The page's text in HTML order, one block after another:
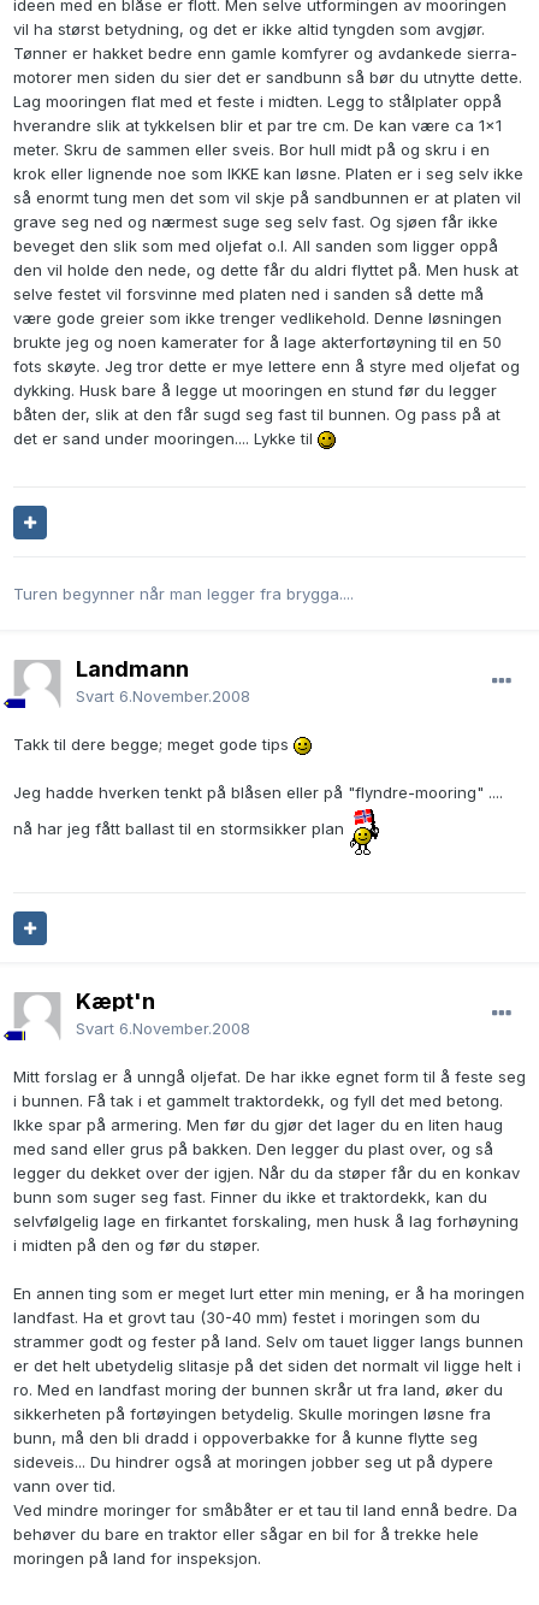
ideen med en blåse er flott. Men selve utformingen av mooringen
vil ha størst betydning, og det er ikke altid tyngden som avgjør.
Tønner er hakket bedre enn gamle komfyrer og avdankede sierra-
motorer men siden du sier det er sandbunn så bør du utnytte dette.
Lag mooringen flat med et feste i midten. Legg to stålplater oppå
hverandre slik at tykkelsen blir et par tre cm. De kan være ca 1x1
meter. Skru de sammen eller sveis. Bor hull midt på og skru i en
krok eller lignende noe som IKKE kan løsne. Platen er i seg selv ikke
så enormt tung men det som vil skje på sandbunnen er at platen vil
grave seg ned og nærmest suge seg selv fast. Og sjøen får ikke
beveget den slik som med oljefat o.l. All sanden som ligger oppå
den vil holde den nede, og dette får du aldri flyttet på. Men husk at
selve festet vil forsvinne med platen ned i sanden så dette må
være gode greier som ikke trenger vedlikehold. Denne løsningen
brukte jeg og noen kamerater for å lage akterfortøyning til en 50
fots skøyte. Jeg tror dette er mye lettere enn å styre med oljefat og
dykking. Husk bare å legge ut mooringen en stund før du legger
båten der, slik at den får sugd seg fast til bunnen. Og pass på at
det er sand under mooringen.... Lykke til
Turen begynner når man legger fra brygga....
Landmann
Svart 6.November.2008
Takk til dere begge; meget gode tips
Jeg hadde hverken tenkt på blåsen eller på "flyndre-mooring" ....
nå har jeg fått ballast til en stormsikker plan
Kæpt'n
Svart 6.November.2008
Mitt forslag er å unngå oljefat. De har ikke egnet form til å feste seg
i bunnen. Få tak i et gammelt traktordekk, og fyll det med betong.
Ikke spar på armering. Men før du gjør det lager du en liten haug
med sand eller grus på bakken. Den legger du plast over, og så
legger du dekket over der igjen. Når du da støper får du en konkav
bunn som suger seg fast. Finner du ikke et traktordekk, kan du
selvfølgelig lage en firkantet forskaling, men husk å lag forhøyning
i midten på den og før du støper.
En annen ting som er meget lurt etter min mening, er å ha moringen
landfast. Ha et grovt tau (30-40 mm) festet i moringen som du
strammer godt og fester på land. Selv om tauet ligger langs bunnen
er det helt ubetydelig slitasje på det siden det normalt vil ligge helt i
ro. Med en landfast moring der bunnen skrår ut fra land, øker du
sikkerheten på fortøyingen betydelig. Skulle moringen løsne fra
bunn, må den bli dradd i oppoverbakke for å kunne flytte seg
sideveis... Du hindrer også at moringen jobber seg ut på dypere
vann over tid.
Ved mindre moringer for småbåter er et tau til land ennå bedre. Da
behøver du bare en traktor eller sågar en bil for å trekke hele
moringen på land for inspeksjon.